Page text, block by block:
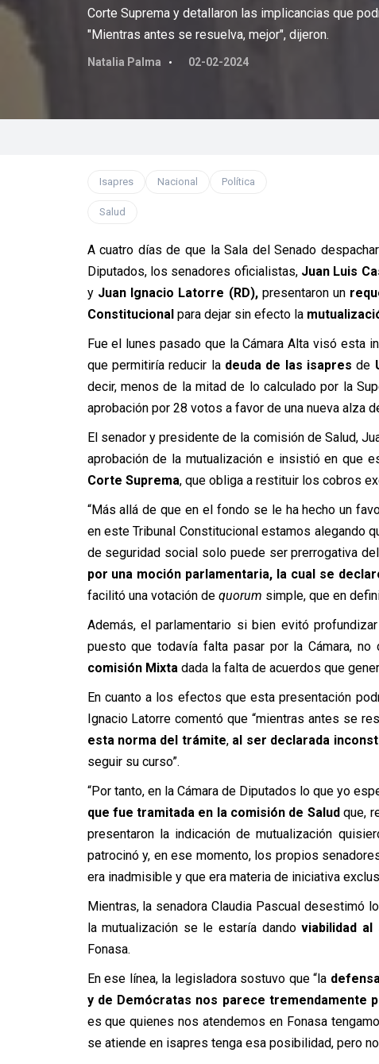
Corte Suprema y detallaron las implicancias que
"Mientras antes se resuelva, mejor", dijeron.
Natalia Palma 02-02-2024
Isapres Nacional Política
Salud
A cuatro días de que la Sala del Senado
Diputados, los senadores oficialistas, Juan Luis
yJuan Ignacio Latorre (RD),presentaron un
Constitucionalpara dejar sin efecto la
Fue el lunes pasado que la Cámara Alta visó esta
que permitiría reducir la deuda de las isapres de
decir, menos de la mitad de lo calculado por la
aprobación por 28 votos a favor de una nueva alza
El senador y presidente de la comisión de Salud,
aprobación de la mutualización e insistió en que
Corte Suprema, que obliga a restituir los cobros
“Más allá de que en el fondo se le ha hecho un
en este Tribunal Constitucional estamos alegando
de seguridad social solo puede ser prerrogativa
por una moción parlamentaria, la cual se
facilitó una votación de quorum simple, que en
Además, el parlamentario si bien evitó
puesto que todavía falta pasar por la Cámara,
comisión Mixtadada la falta de acuerdos que
En cuanto a los efectos que esta presentación
Ignacio Latorre comentó que “mientras antes se
esta norma del trámite, al ser declarada
seguir su curso”.
“Por tanto, en la Cámara de Diputados lo que yo
que fue tramitada en la comisión de Saludque,
presentaron la indicación de mutualización
patrocinó y, en ese momento, los propios
era inadmisible y que era materia de iniciativa
Mientras, la senadora Claudia Pascual desestimó
la mutualización se le estaría dandoviabilidad al
Fonasa.
En ese línea, la legisladora sostuvo que “la
y de Demócratas nos parece tremendamente
es que quienes nos atendemos en Fonasa
se atiende en isapres tenga esa posibilidad, pero